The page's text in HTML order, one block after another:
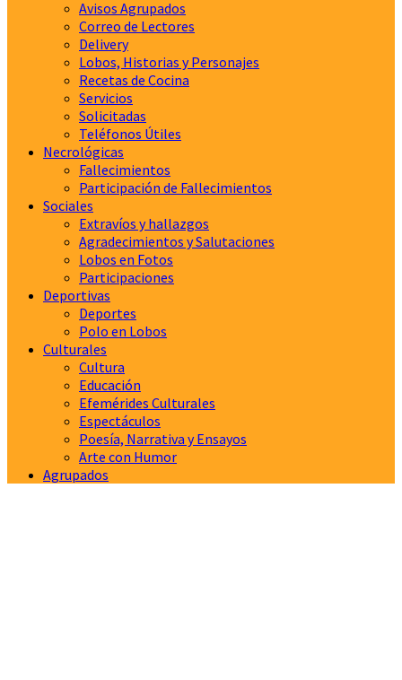
Avisos Agrupados
Correo de Lectores
Delivery
Lobos, Historias y Personajes
Recetas de Cocina
Servicios
Solicitadas
Teléfonos Útiles
Necrológicas
Fallecimientos
Participación de Fallecimientos
Sociales
Extravíos y hallazgos
Agradecimientos y Salutaciones
Lobos en Fotos
Participaciones
Deportivas
Deportes
Polo en Lobos
Culturales
Cultura
Educación
Efemérides Culturales
Espectáculos
Poesía, Narrativa y Ensayos
Arte con Humor
Agrupados